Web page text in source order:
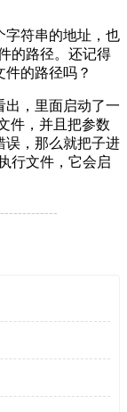
字符串的地址，也
的路径。还记得
件的路径吗？
出，里面启动了一
件，并且把参数
误，那么就把子进
行文件，它会启